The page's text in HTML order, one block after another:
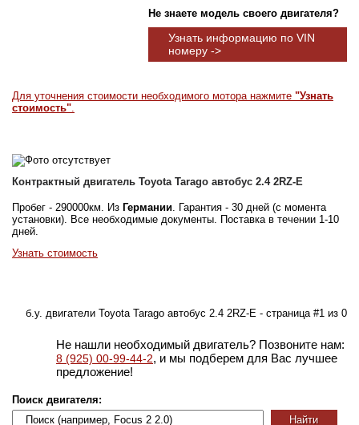
Не знаете модель своего двигателя?
Узнать информацию по VIN
номеру ->
Для уточнения стоимости необходимого мотора нажмите "Узнать
стоимость"
Контрактный двигатель Toyota Tarago автобус 2.4 2RZ-E
Пробег - 290000км. Из Германии . Гарантия - 30 дней (с момента
установки). Все необходимые документы. Поставка в течении 1-10
дней.
Узнать стоимость
б.у. двигатели Toyota Tarago автобус 2.4 2RZ-E - страница #1 из 0
Не нашли необходимый двигатель? Позвоните нам:
8 (925) 00-99-44-2, и мы подберем для Вас лучшее
предложение!
Поиск двигателя: